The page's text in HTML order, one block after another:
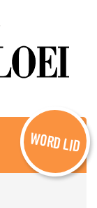
WORD LID